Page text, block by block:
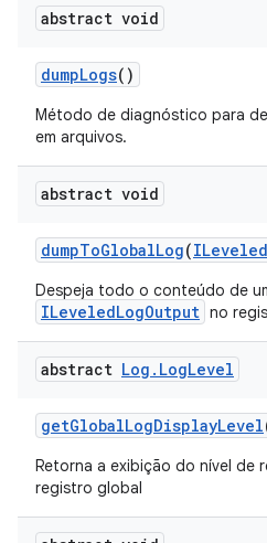
abstract void
dumpLogs()
Método de diagnóstico para
em arquivos.
abstract void
dumpToGlobalLog(ILeveled
Despeja todo o conteúdo de
ILeveledLogOutput no
abstract Log . LogLevel
getGlobalLogDisplayLevel
Retorna a exibição do nível de
registro global